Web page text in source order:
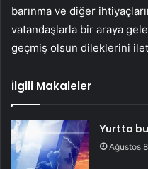
barınma ve diğer
vatandaşlarla bir araya
geçmiş olsun dileklerini
İlgili Makaleler
Yurtta
Ağustos